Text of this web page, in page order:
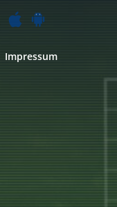
Impressum